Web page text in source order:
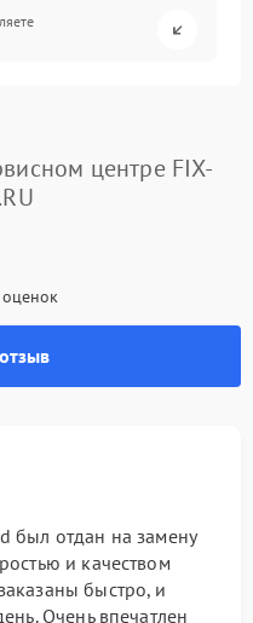
центре FIX-
был отдан на замену
и качеством
быстро, и
Очень впечатлен